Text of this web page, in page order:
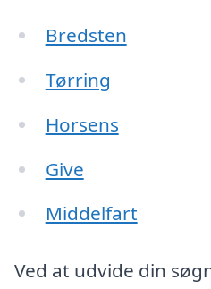
Bredsten
Tørring
Horsens
Give
Middelfart
Ved at udvide din